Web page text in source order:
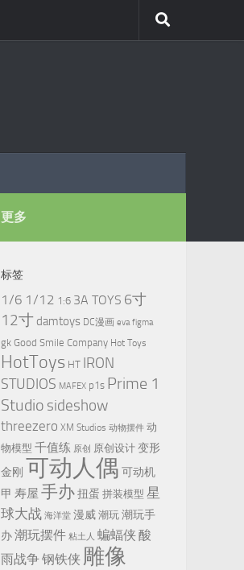
更多
标签
1/6 1/12 1:6 3A TOYS 6寸
12寸 damtoys DC漫画 eva figma
gk Good Smile Company Hot Toys
HotToys HT IRON
STUDIOS MAFEX p1s Prime 1
Studio sideshow
threezero XM Studios 动物摆件 动
物模型 千值练 原创 原创设计 变形
金刚 可动人偶 可动机
甲 寿屋 手办扭蛋 拼装模型 星
球大战 海洋堂 漫威 潮玩 潮玩手
办潮玩摆件 粘土人 蝙蝠侠酸
雨战争钢铁侠 雕像